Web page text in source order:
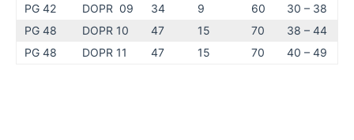
PG 42
DOPR 09 34 9 60
30 – 38
PG 48
DOPR 10 47 15 70
38 – 44
PG 48
DOPR 11 47 15 70 40 – 49